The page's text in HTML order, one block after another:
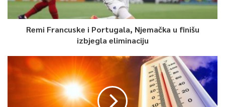
Remi Francuske i Portugala, Njemačka u finišu
izbjegla eliminaciju